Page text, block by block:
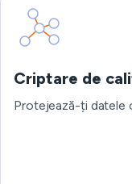
Criptare de
Protejează-ți datele